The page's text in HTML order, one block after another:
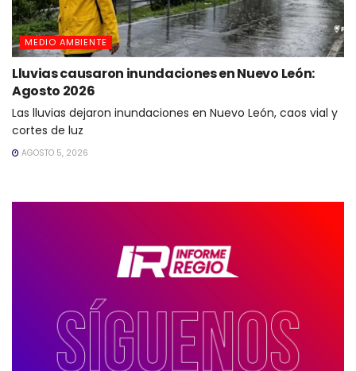
MEDIO AMBIENTE
Lluvias causaron inundaciones en Nuevo León:
Agosto 2026
Las lluvias dejaron inundaciones en Nuevo León, caos vial y
cortes de luz
AGOSTO 5, 2026